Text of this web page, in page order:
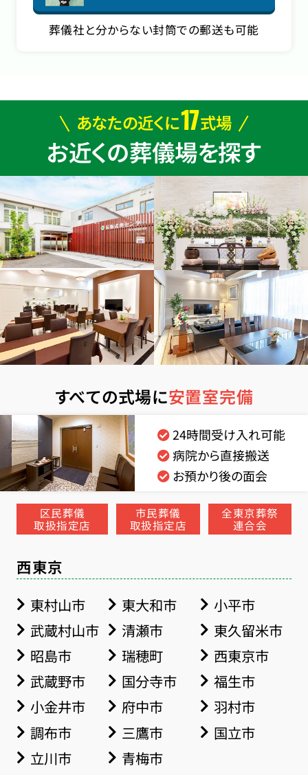
葬儀社と分からない封筒での郵送も可能
あなたの近くに17式場
お近くの葬儀場を探す
すべての式場に安置室完備
24時間受け入れ可能
病院から直接搬送
お預かり後の面会
区民葬儀
取扱指定店
市民葬儀
取扱指定店
全東京葬祭
連合会
西東京
東村山市 東大和市
小平市
武蔵村山市
清瀬市
東久留米市
昭島市
瑞穂町
西東京市
武蔵野市
国分寺市
福生市
小金井市
府中市
羽村市
調布市
三鷹市
国立市
立川市
青梅市